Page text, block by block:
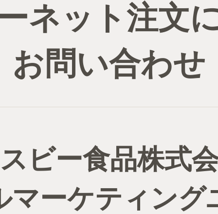
ネット注文
お問い合わせ
ビー食品株式
マーケティング